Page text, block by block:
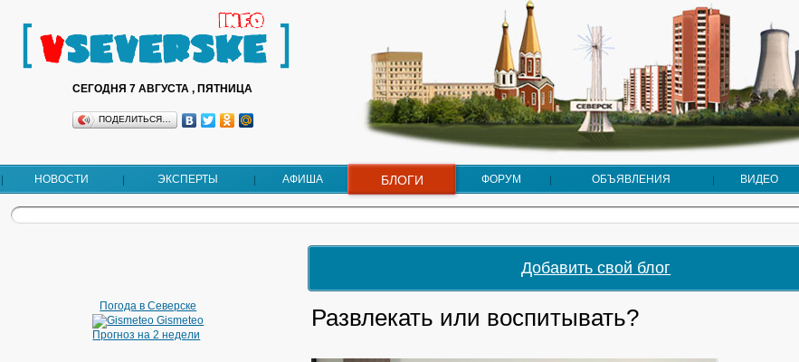
СЕГОДНЯ 7 АВГУСТА , ПЯТНИЦА
ПОДЕЛИТЬСЯ…
НОВОСТИ ЭКСПЕРТЫ АФИША БЛОГИ ФОРУМ ОБЪЯВЛЕНИЯ ВИДЕО
Погода в Северске
Gismeteo
Прогноз на 2 недели
Добавить свой блог
Развлекать или воспитывать?